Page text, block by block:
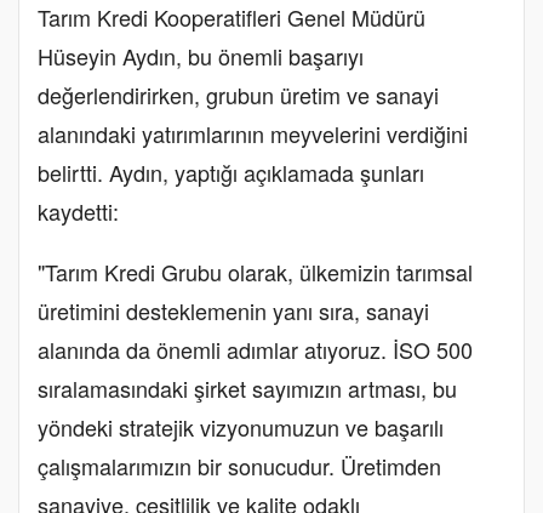
Tarım Kredi Kooperatifleri Genel Müdürü
Hüseyin Aydın, bu önemli başarıyı
değerlendirirken, grubun üretim ve sanayi
alanındaki yatırımlarının meyvelerini verdiğini
belirtti. Aydın, yaptığı açıklamada şunları
kaydetti:
"Tarım Kredi Grubu olarak, ülkemizin tarımsal
üretimini desteklemenin yanı sıra, sanayi
alanında da önemli adımlar atıyoruz. İSO 500
sıralamasındaki şirket sayımızın artması, bu
yöndeki stratejik vizyonumuzun ve başarılı
çalışmalarımızın bir sonucudur. Üretimden
sanayiye, çeşitlilik ve kalite odaklı